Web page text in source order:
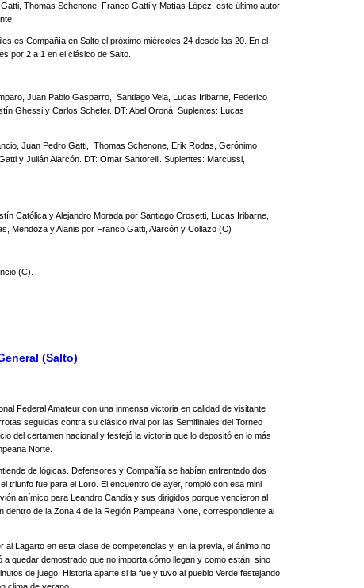
Thomás Schenone, Franco Gatti y Matías López, este último autor
es Compañía en Salto el próximo miércoles 24 desde las 20. En el
por 2 a 1 en el clásico de Salto.
Juan Pablo Gasparro, Santiago Vela, Lucas Iribarne, Federico
Ghessi y Carlos Schefer. DT: Abel Oroná. Suplentes: Lucas
Juan Pedro Gatti, Thomas Schenone, Erik Rodas, Gerónimo
y Julián Alarcón. DT: Omar Santorelli. Suplentes: Marcussi,
Católica y Alejandro Morada por Santiago Crosetti, Lucas Iribarne,
Mendoza y Alanis por Franco Gatti, Alarcón y Collazo (C)
(C).
(Salto)
Federal Amateur con una inmensa victoria en calidad de visitante
seguidas contra su clásico rival por las Semifinales del Torneo
del certamen nacional y festejó la victoria que lo depositó en lo más
Norte.
de lógicas. Defensores y Compañía se habían enfrentado dos
triunfo fue para el Loro. El encuentro de ayer, rompió con esa mini
anímico para Leandro Candia y sus dirigidos porque vencieron al
de la Zona 4 de la Región Pampeana Norte, correspondiente al
Lagarto en esta clase de competencias y, en la previa, el ánimo no
quedar demostrado que no importa cómo llegan y como están, sino
de juego. Historia aparte si la fue y tuvo al pueblo Verde festejando